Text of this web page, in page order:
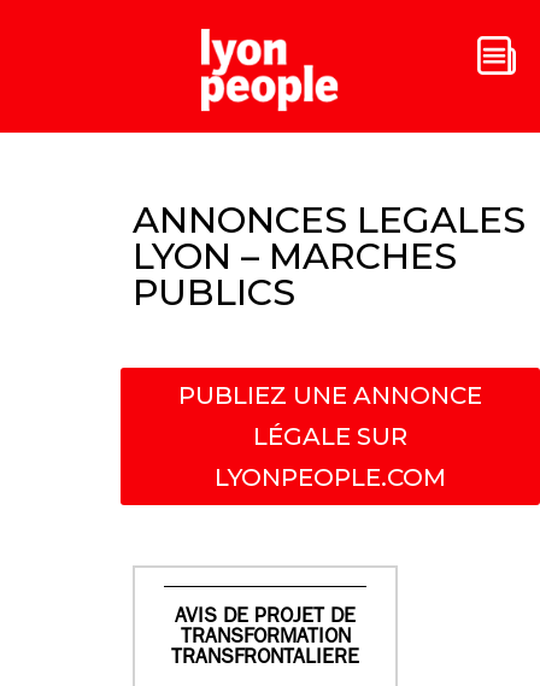
ANNONCES LEGALES
LYON – MARCHES
PUBLICS
PUBLIEZ UNE ANNONCE
LÉGALE SUR
LYONPEOPLE.COM
AVIS DE PROJET DE
TRANSFORMATION
TRANSFRONTALIERE